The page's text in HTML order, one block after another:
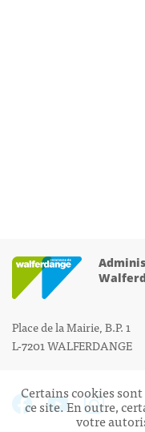
Place de la Mairie, B.P. 1
L-7201 WALFERDANGE
Certains cookies
ce site. En outre,
votre